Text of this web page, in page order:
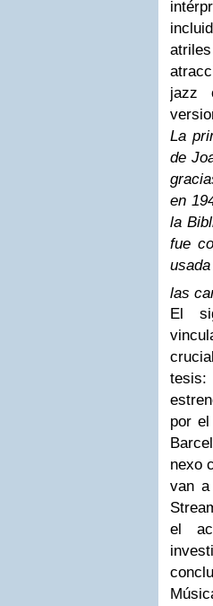
jazz
La
de
en
la
fue
las
El
tesis:
por
nexo
van a
el